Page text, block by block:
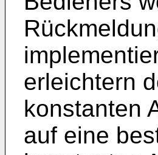
erleichtern
konstanten
auf eine